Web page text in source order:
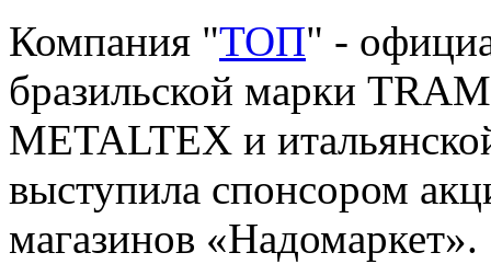
Компания "ТОП" -
бразильской марки
METALTEX и
выступила спонсором
магазинов «Надомаркет».